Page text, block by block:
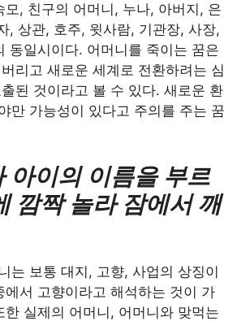
모, 친구의 어머니, 누나, 아버지, 은
, 상관, 호주, 윗사람, 기관장, 사장,
동일시이다. 어머니를 죽이는 꿈은
리고 새로운 세계로 전환하려는 심
된 것이라고 볼 수 있다. 새로운 환
만 가능성이 있다고 주의를 주는 꿈
아이의 이름을 부르
깜짝 놀라 잠에서 깨
는 보통 대지, 고향, 사업의 상징이
에서 고향이라고 해석하는 것이 가
한 실제의 어머니, 어머니와 맞먹는